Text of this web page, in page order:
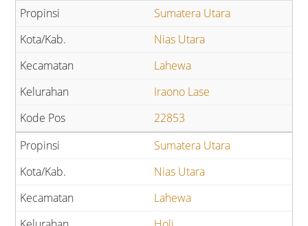
Sumatera Utara
Nias Utara
Lahewa
Iraono Lase
22853
Sumatera Utara
Nias Utara
Lahewa